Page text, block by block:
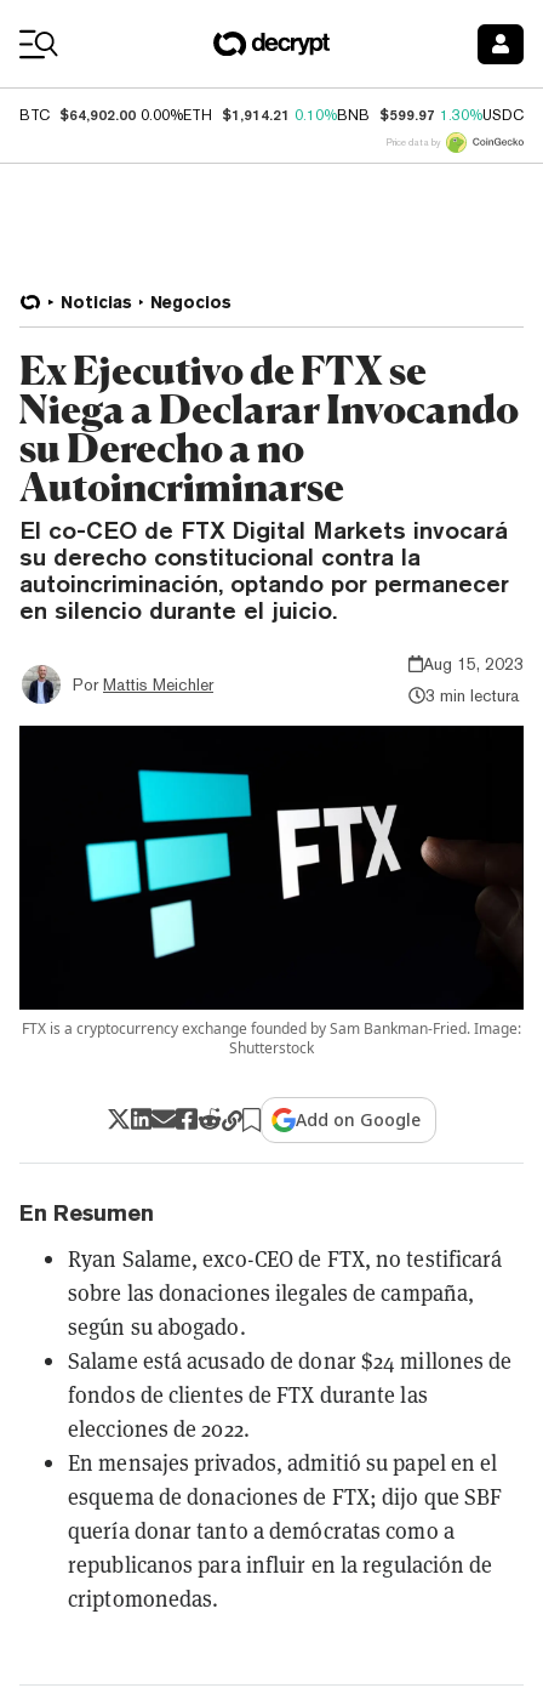
BTC $64,902.00 0.00%ETH $1,914.21 0.10%BNB $599.97 1.30%USDC
Price data by
Noticias Negocios
Ex Ejecutivo de FTX se
Niega a Declarar Invocando
su Derecho a no
Autoincriminarse
El co-CEO de FTX Digital Markets invocará
su derecho constitucional contra la
autoincriminación, optando por permanecer
en silencio durante el juicio.
Por Mattis Meichler
Aug 15, 2023
3 min lectura
FTX is a cryptocurrency exchange founded by Sam Bankman-Fried. Image:
Shutterstock
Add on Google
En Resumen
Ryan Salame, exco-CEO de FTX, no testificará
sobre las donaciones ilegales de campaña,
según su abogado.
Salame está acusado de donar $24 millones de
fondos de clientes de FTX durante las
elecciones de 2022.
En mensajes privados, admitió su papel en el
esquema de donaciones de FTX; dijo que SBF
quería donar tanto a demócratas como a
republicanos para influir en la regulación de
criptomonedas.